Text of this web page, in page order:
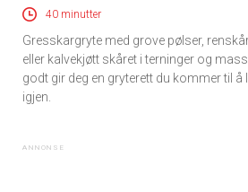
40 minutter
Gresskargryte med grove pølser,
eller kalvekjøtt skåret i terninger og
godt gir deg en gryterett du kommer til å
igjen.